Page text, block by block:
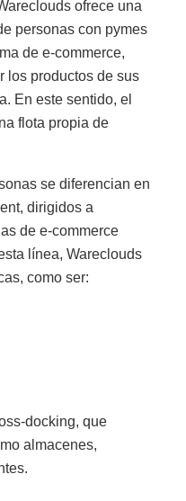
ofrece una
personas con pymes
de e-commerce,
los productos de sus
En este sentido, el
flota propia de
se diferencian en
dirigidos a
de e-commerce
línea, Wareclouds
como ser:
docking, que
almacenes,